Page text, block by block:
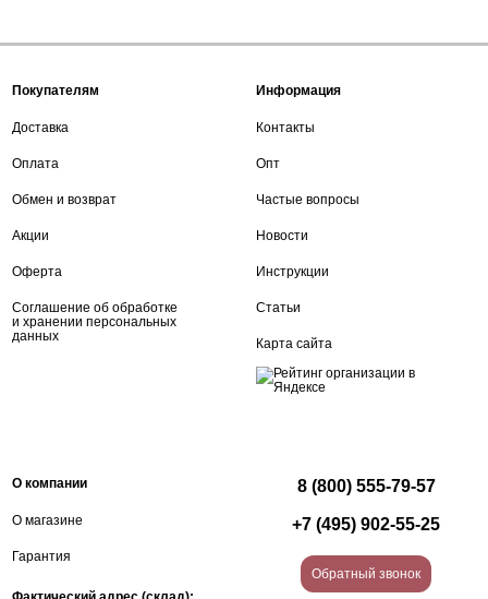
Покупателям
Доставка
Оплата
Обмен и возврат
Акции
Оферта
Соглашение об обработке
и хранении персональных
данных
Информация
Контакты
Опт
Частые вопросы
Новости
Инструкции
Статьи
Карта сайта
О компании
О магазине
Гарантия
8 (800) 555-79-57
+7 (495) 902-55-25
Обратный звонок